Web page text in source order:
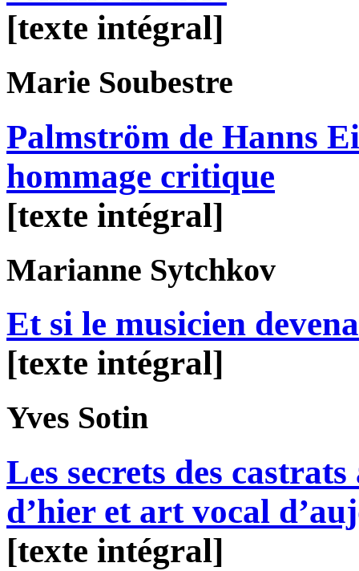
[texte intégral]
Marie Soubestre
Palmström de Hanns
hommage critique
[texte intégral]
Marianne Sytchkov
Et si le musicien
[texte intégral]
Yves Sotin
Les secrets des
d’hier et art vocal
[texte intégral]